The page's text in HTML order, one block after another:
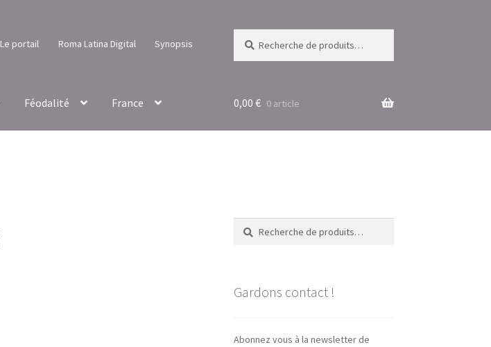
Le portail Roma Latina Digital Synopsis
pour :
Féodalité France 0,00 € 0 article
Recherche
pour :
Recherche
Gardons contact !
Abonnez vous à la newsletter de